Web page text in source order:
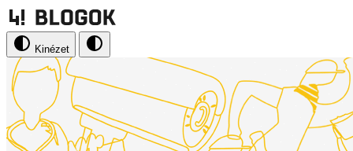
Kinézet